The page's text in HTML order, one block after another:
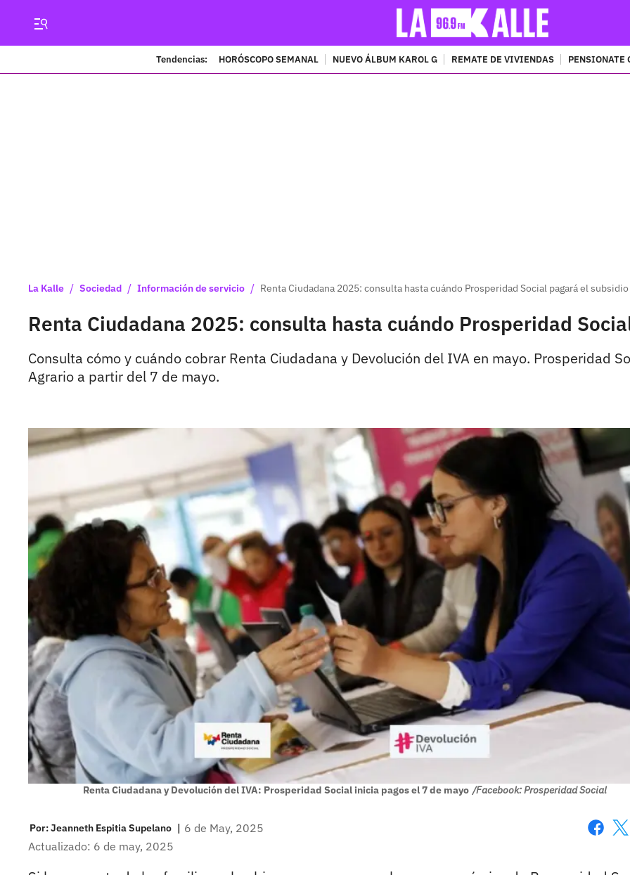
Tendencias: HORÓSCOPO SEMANAL NUEVO ÁLBUM KAROL G REMATE DE VIVIENDAS PENSIONATE
La Kalle / Sociedad / Información de servicio / Renta Ciudadana 2025: consulta hasta cuándo Prosperidad Social pagará el
Renta Ciudadana 2025: consulta hasta cuándo Prosperidad
Consulta cómo y cuándo cobrar Renta Ciudadana y Devolución del IVA en mayo. Prosperidad
Agrario a partir del 7 de mayo.
Renta Ciudadana y Devolución del IVA: Prosperidad Social inicia pagos el 7 de mayo /Facebook: Prosperidad Social
Por:Jeanneth Espitia Supelano | 6 de May, 2025
Actualizado: 6 de may, 2025